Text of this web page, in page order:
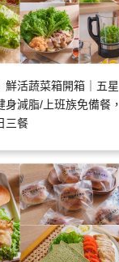
鮮活蔬菜箱開箱｜五星
身減脂/上班族免備餐，
三餐